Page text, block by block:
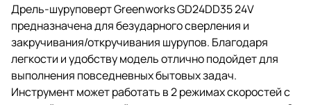
Дрель-шуруповерт Greenworks GD24DD35 24V
предназначена для безударного сверления и
закручивания/откручивания шурупов. Благодаря
легкости и удобству модель отлично подойдет для
выполнения повседневных бытовых задач.
Инструмент может работать в 2 режимах скоростей с